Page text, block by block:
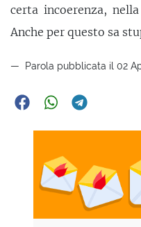
certa incoerenza,
Anche per questo sa
Parola pubblicata il 02